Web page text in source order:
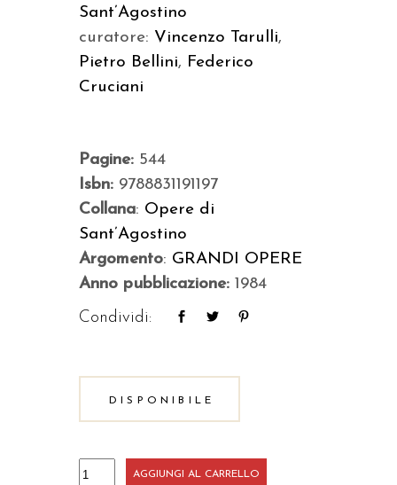
Sant’Agostino
curatore: Vincenzo Tarulli,
Pietro Bellini, Federico
Cruciani
Pagine: 544
Isbn: 9788831191197
Collana: Opere di
Sant’Agostino
Argomento: GRANDI OPERE
Anno pubblicazione: 1984
Condividi:
DISPONIBILE
DiscorsiAGGIUNGI AL CARRELLO